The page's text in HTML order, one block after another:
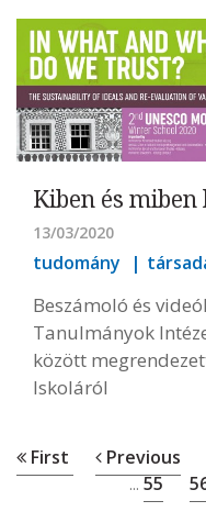
Kiben és miben
13/03/2020
tudomány
Beszámoló és
Tanulmányok
között
Iskoláról
First Previous
... 55